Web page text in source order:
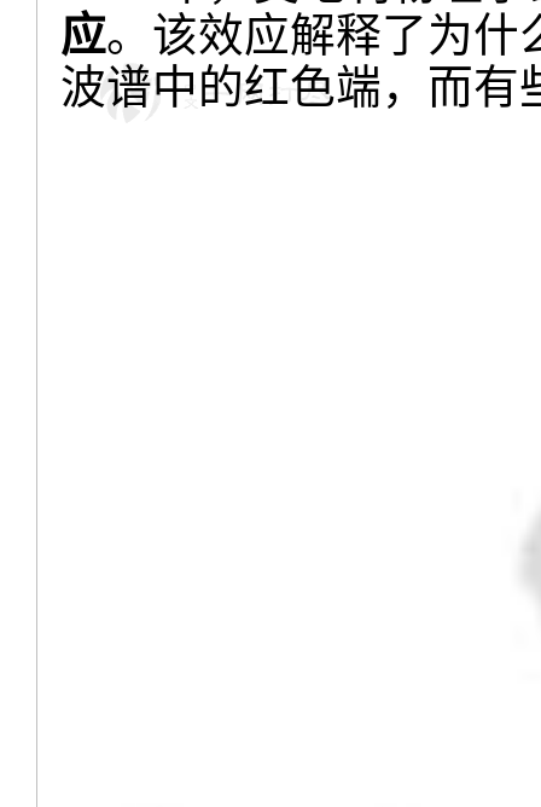
应。该效应解释了为什
波谱中的红色端，而有